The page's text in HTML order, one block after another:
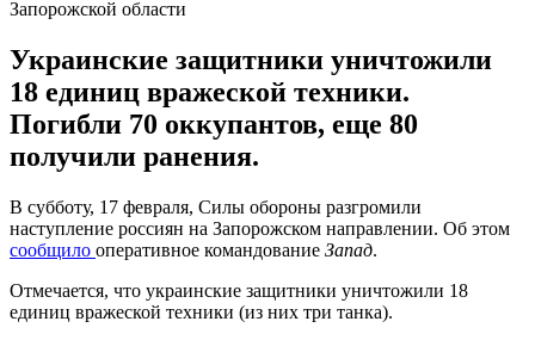
Запорожской области
Украинские защитники уничтожили
18 единиц вражеской техники.
Погибли 70 оккупантов, еще 80
получили ранения.
В субботу, 17 февраля, Силы обороны разгромили
наступление россиян на Запорожском направлении. Об этом
сообщило оперативное командование Запад.
Отмечается, что украинские защитники уничтожили 18
единиц вражеской техники (из них три танка).